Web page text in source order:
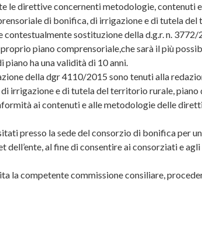
le direttive concernenti metodologie, contenuti
di bonifica, di irrigazione e di tutela
sostituzione della d.g.r. n. 3772/
piano comprensoriale,che sarà il più
ha una validità di 10 anni.
della dgr 4110/2015 sono tenuti alla
irrigazione e di tutela del territorio rurale, piano
ai contenuti e alle metodologie delle
presso la sede del consorzio di bonifica per
al fine di consentire ai consorziati e
la competente commissione consiliare,